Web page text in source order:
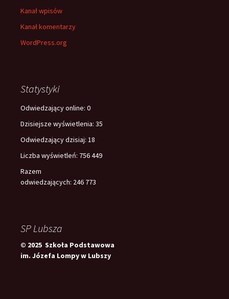
Kanał wpisów
Kanał komentarzy
WordPress.org
Statystyki
Odwiedzający online: 0
Dzisiejsze wyświetlenia: 35
Odwiedzający dzisiaj: 18
Liczba wyświetleń: 756 449
Razem
odwiedzających: 246 773
SP Lubsza
© 2025 Szkoła Podstawowa
im. Józefa Lompy w Lubszy